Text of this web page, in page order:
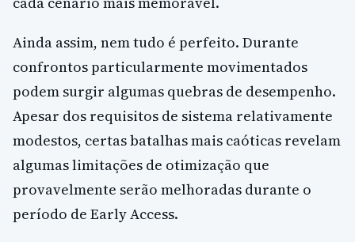
Ainda assim, nem tudo é perfeito. Durante
confrontos particularmente movimentados
podem surgir algumas quebras de desempenho.
Apesar dos requisitos de sistema relativamente
modestos, certas batalhas mais caóticas revelam
algumas limitações de otimização que
provavelmente serão melhoradas durante o
período de Early Access.